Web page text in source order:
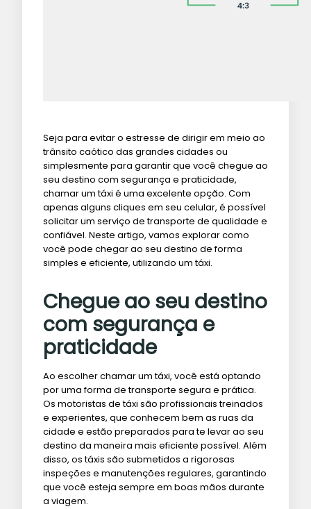
Seja para evitar o estresse de dirigir em meio ao
trânsito caótico das grandes cidades ou
simplesmente para garantir que você chegue ao
seu destino com segurança e praticidade,
chamar um táxi é uma excelente opção. Com
apenas alguns cliques em seu celular, é possível
solicitar um serviço de transporte de qualidade e
confiável. Neste artigo, vamos explorar como
você pode chegar ao seu destino de forma
simples e eficiente, utilizando um táxi.
Chegue ao seu destino
com segurança e
praticidade
Ao escolher chamar um táxi, você está optando
por uma forma de transporte segura e prática.
Os motoristas de táxi são profissionais treinados
e experientes, que conhecem bem as ruas da
cidade e estão preparados para te levar ao seu
destino da maneira mais eficiente possível. Além
disso, os táxis são submetidos a rigorosas
inspeções e manutenções regulares, garantindo
que você esteja sempre em boas mãos durante
a viagem.